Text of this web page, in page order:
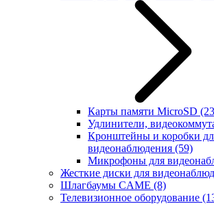
Карты памяти MicroSD
Удлинители,
Кронштейны и коробки
видеонаблюдения (59)
Микрофоны для
Жесткие диски для
Шлагбаумы CAME (8)
Телевизионное оборудование